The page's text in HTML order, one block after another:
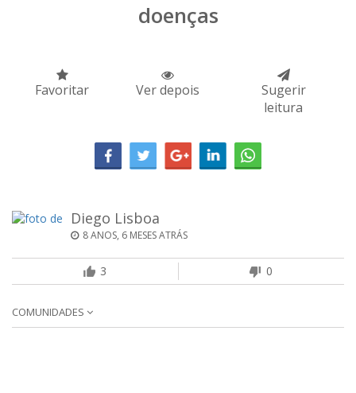
doenças
Favoritar Ver depois
Sugerir
leitura
Diego Lisboa
8 ANOS, 6 MESES ATRÁS
3 0
COMUNIDADES